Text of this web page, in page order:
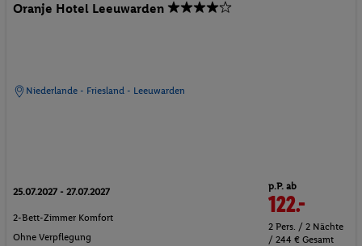
Oranje Hotel Leeuwarden
Niederlande - Friesland - Leeuwarden
25.07.2027 - 27.07.2027
2-Bett-Zimmer Komfort
Ohne Verpflegung
p.P. ab
122.-
2 Pers. / 2 Nächte
/ 244 € Gesamt